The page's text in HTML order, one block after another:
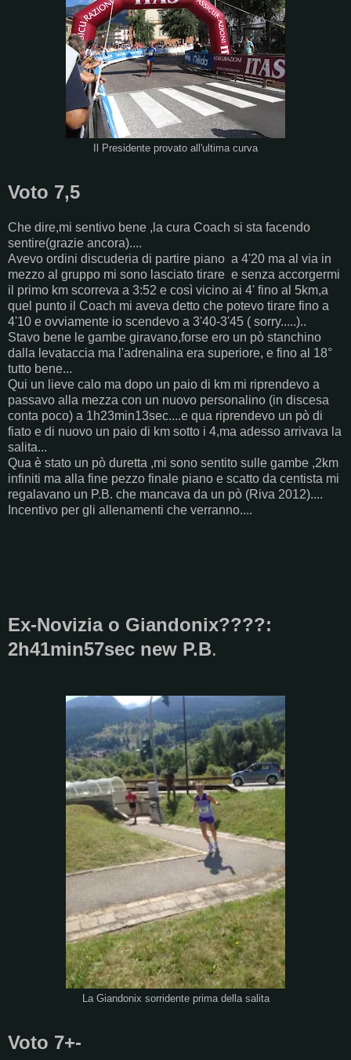
Il Presidente provato all'ultima curva
Voto 7,5
Che dire,mi sentivo bene ,la cura Coach si sta facendo
sentire(grazie ancora)....
Avevo ordini discuderia di partire piano a 4'20 ma al via in
mezzo al gruppo mi sono lasciato tirare e senza accorgermi
il primo km scorreva a 3:52 e così vicino ai 4' fino al 5km,a
quel punto il Coach mi aveva detto che potevo tirare fino a
4'10 e ovviamente io scendevo a 3'40-3'45 ( sorry.....)..
Stavo bene le gambe giravano,forse ero un pò stanchino
dalla levataccia ma l'adrenalina era superiore, e fino al 18°
tutto bene...
Qui un lieve calo ma dopo un paio di km mi riprendevo a
passavo alla mezza con un nuovo personalino (in discesa
conta poco) a 1h23min13sec....e qua riprendevo un pò di
fiato e di nuovo un paio di km sotto i 4,ma adesso arrivava la
salita...
Qua è stato un pò duretta ,mi sono sentito sulle gambe ,2km
infiniti ma alla fine pezzo finale piano e scatto da centista mi
regalavano un P.B. che mancava da un pò (Riva 2012)....
Incentivo per gli allenamenti che verranno....
Ex-Novizia o Giandonix????:
2h41min57sec new P.B.
La Giandonix sorridente prima della salita
Voto 7+-